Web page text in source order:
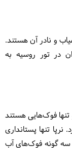
و نادر آن هستند.
در تور روسیه به
تنها فوک‌هایی هستند
تنها پستانداری
سه گونه فوک‌های آب